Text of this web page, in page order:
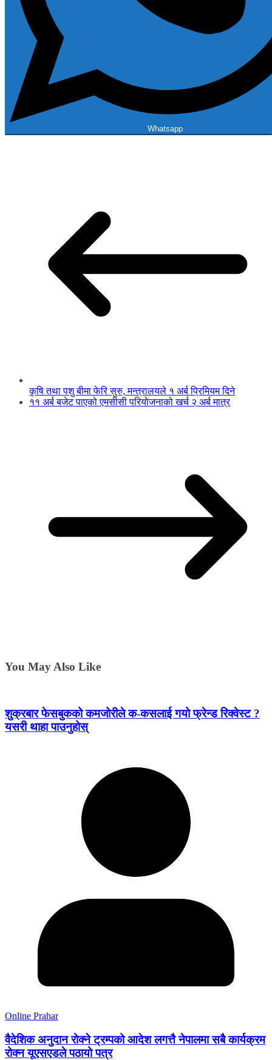
Whatsapp
कृषि तथा पशु बीमा फेरि सुरु, मन्त्रालयले १ अर्ब प्रिमियम दिने
११ अर्ब बजेट पाएको एमसीसी परियोजनाको खर्च २ अर्ब मात्र
You May Also Like
शुक्रबार फेसबुकको कमजोरीले क-कसलाई गयो फ्रेन्ड रिक्वेस्ट ?
यसरी थाहा पाउनुहोस्
Online Prahar
वैदेशिक अनुदान रोक्ने ट्रम्पको आदेश लगत्तै नेपालमा सबै कार्यक्रम
रोक्न यूएसएडले पठायो पत्र